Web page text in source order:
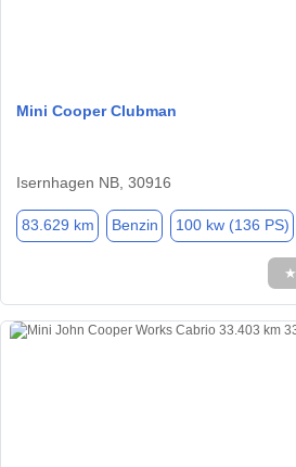
Mini Cooper Clubman
Isernhagen NB, 30916
83.629 km Benzin 100 kw (136 PS)
★